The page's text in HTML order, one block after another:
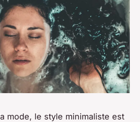
mode, le style minimaliste est